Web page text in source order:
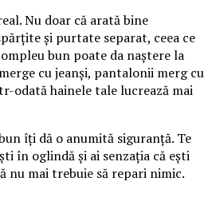
Nu doar că arată bine
și purtate separat, ceea ce
bun poate da naștere la
cu jeanși, pantalonii merg cu
odată hainele tale lucrează mai
îți dă o anumită siguranță. Te
în oglindă și ai senzația că ești
nu mai trebuie să repari nimic.